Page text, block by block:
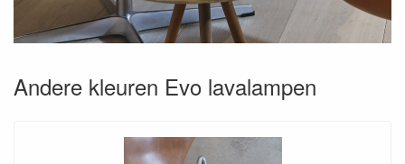
Andere kleuren Evo lavalampen